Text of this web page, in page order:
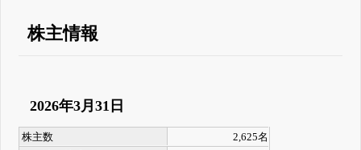
株主情報
2026年3月31日
株主数
2,625名